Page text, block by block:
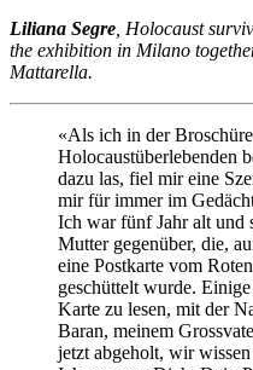
Liliana Segre , Holocaust
the exhibition in Milano
Mattarella.
«Als ich in der
Holocaustüberlebenden
dazu las, fiel mir eine
mir für immer im
Ich war fünf Jahr alt und
Mutter gegenüber, die,
eine Postkarte vom
geschüttelt wurde.
Karte zu lesen, mit der
Baran, meinem
jetzt abgeholt, wir